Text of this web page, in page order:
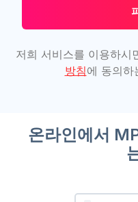
저희 서비스를 이용하시
방침에 동의하
온라인에서